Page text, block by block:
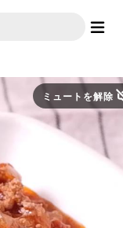
ミュートを解除